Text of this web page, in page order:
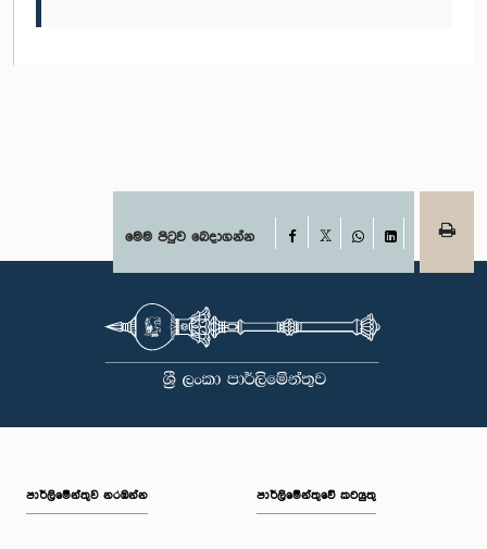
මෙම පිටුව බෙදාගන්න Facebook
WhatsAppLinkedIn
පාර්ලි‌මේන්තුව නරඹන්න පාර්ලිමේන්තුවේ කටයුතු